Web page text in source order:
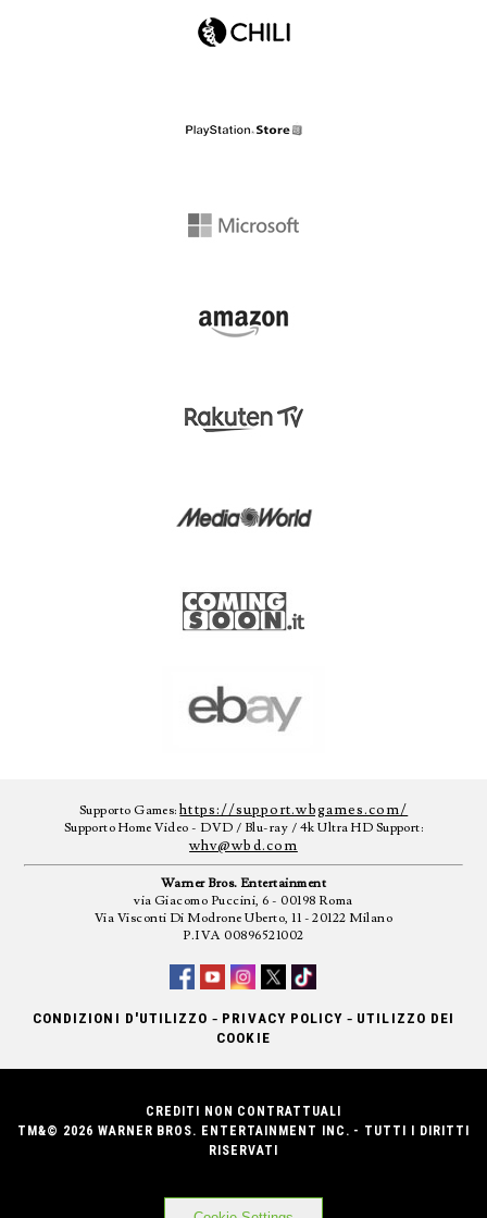
Supporto Games:https://support.wbgames.com/
Supporto Home Video - DVD / Blu-ray / 4k Ultra HD Support:
whv@wbd.com
Warner Bros. Entertainment
via Giacomo Puccini, 6 - 00198 Roma
Via Visconti Di Modrone Uberto, 11 - 20122 Milano
P.IVA 00896521002
CONDIZIONI D'UTILIZZO - PRIVACY POLICY - UTILIZZO DEI
COOKIE
CREDITI NON CONTRATTUALI
TM&© 2026 WARNER BROS. ENTERTAINMENT INC. - TUTTI I DIRITTI
RISERVATI